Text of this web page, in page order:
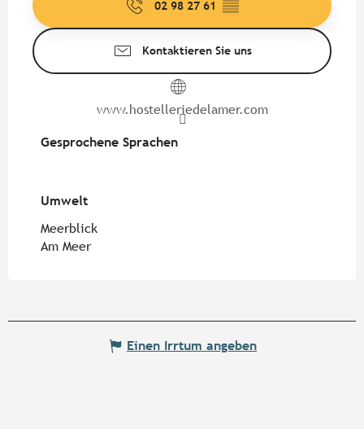
02 98 27 61 ▒▒
Kontaktieren Sie uns
www.hostelleriedelamer.com
Gesprochene Sprachen
Gesprochene Sprachen
Umwelt
Umwelt
Meerblick
Am Meer
Einen Irrtum angeben